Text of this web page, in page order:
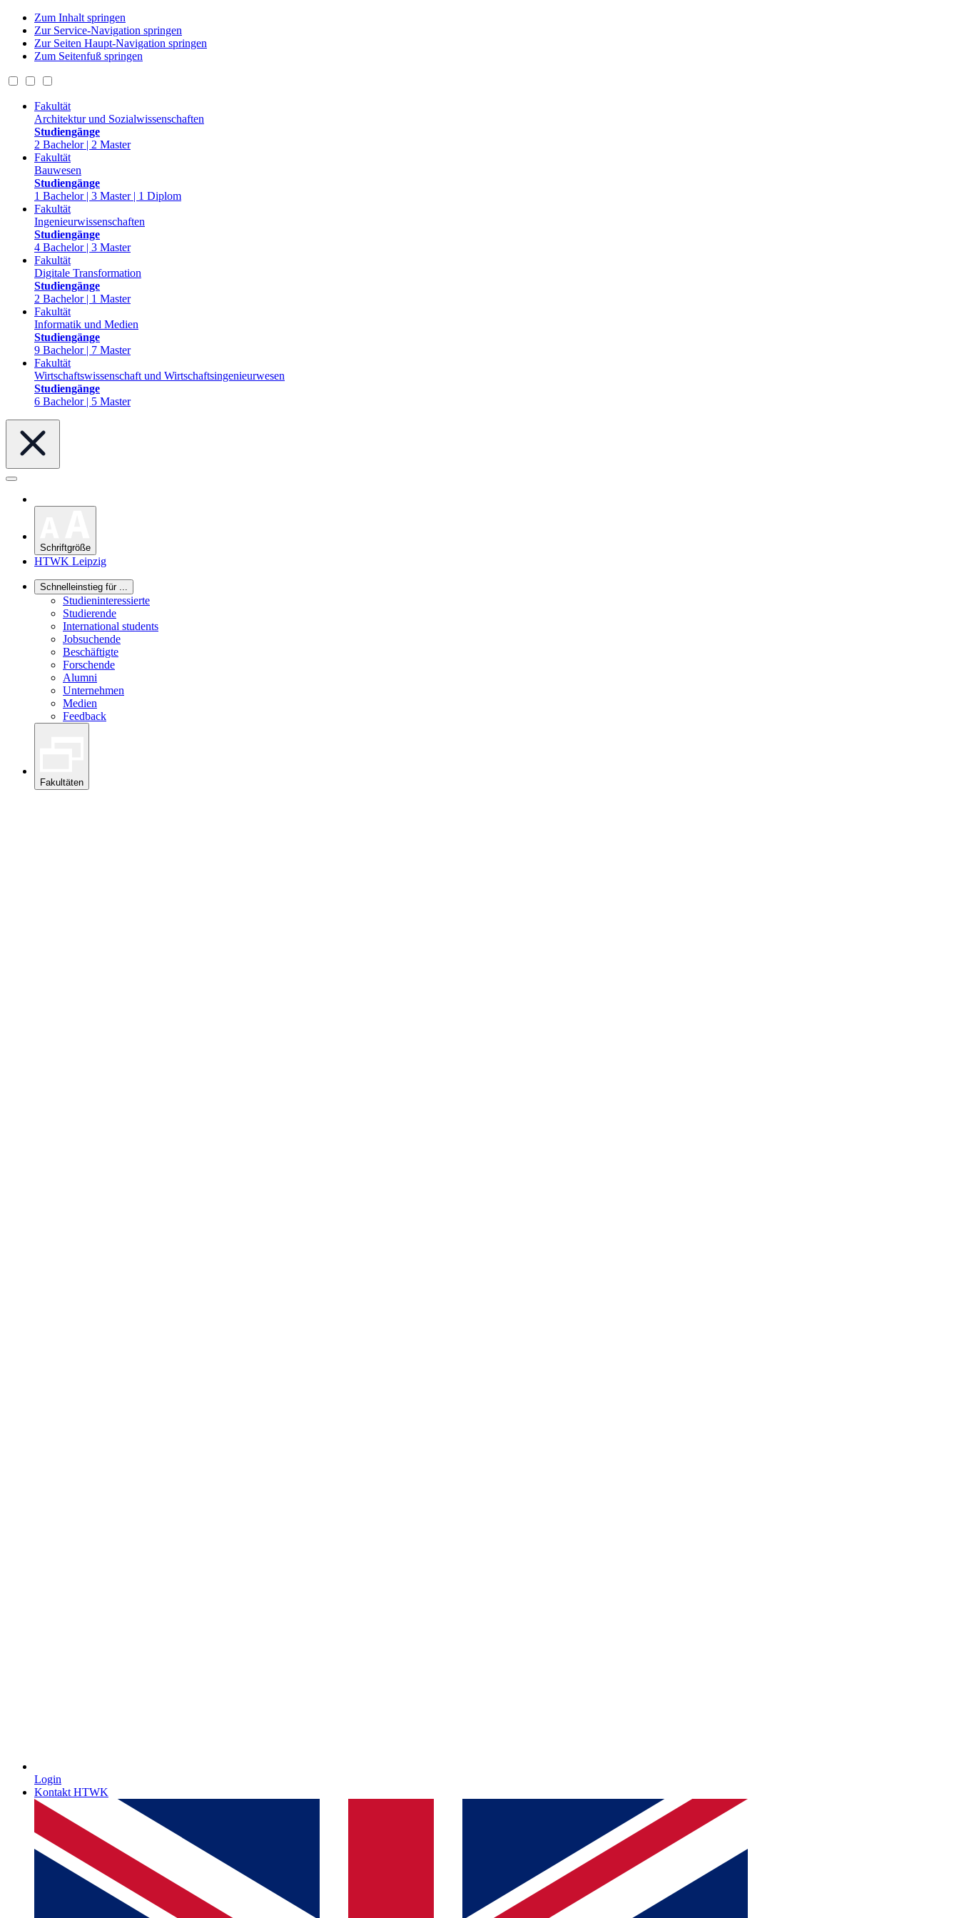
Zum Inhalt springen
Zur Service-Navigation springen
Zur Seiten Haupt-Navigation springen
Zum Seitenfuß springen
Fakultät
Architektur und Sozialwissenschaften
Studiengänge
2 Bachelor | 2 Master
Fakultät
Bauwesen
Studiengänge
1 Bachelor | 3 Master | 1 Diplom
Fakultät
Ingenieurwissenschaften
Studiengänge
4 Bachelor | 3 Master
Fakultät
Digitale Transformation
Studiengänge
2 Bachelor | 1 Master
Fakultät
Informatik und Medien
Studiengänge
9 Bachelor | 7 Master
Fakultät
Wirtschaftswissenschaft und Wirtschaftsingenieurwesen
Studiengänge
6 Bachelor | 5 Master
Schriftgröße
HTWK Leipzig
Schnelleinstieg für ...
Studieninteressierte
Studierende
International students
Jobsuchende
Beschäftigte
Forschende
Alumni
Unternehmen
Medien
Feedback
Fakultäten
Login
Kontakt HTWK